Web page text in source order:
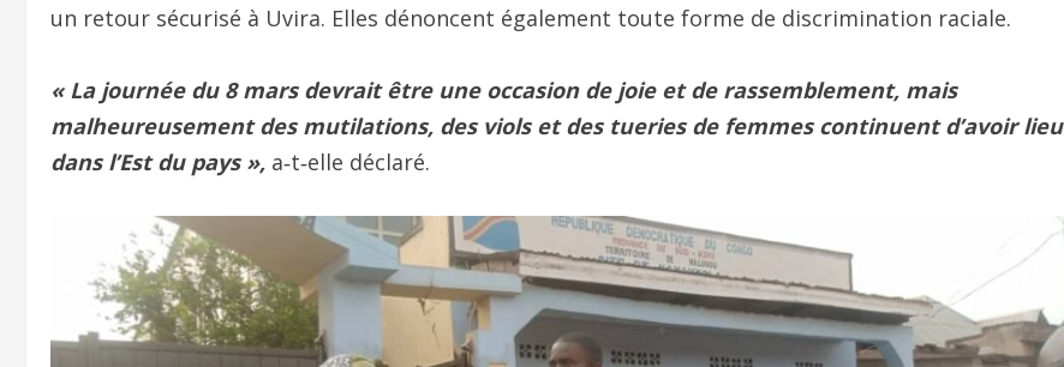
un retour sécurisé à Uvira. Elles dénoncent également toute forme de discrimination raciale.
« La journée du 8 mars devrait être une occasion de joie et de rassemblement, mais
malheureusement des mutilations, des viols et des tueries de femmes continuent d’avoir lieu
dans l’Est du pays », a‑t‑elle déclaré.